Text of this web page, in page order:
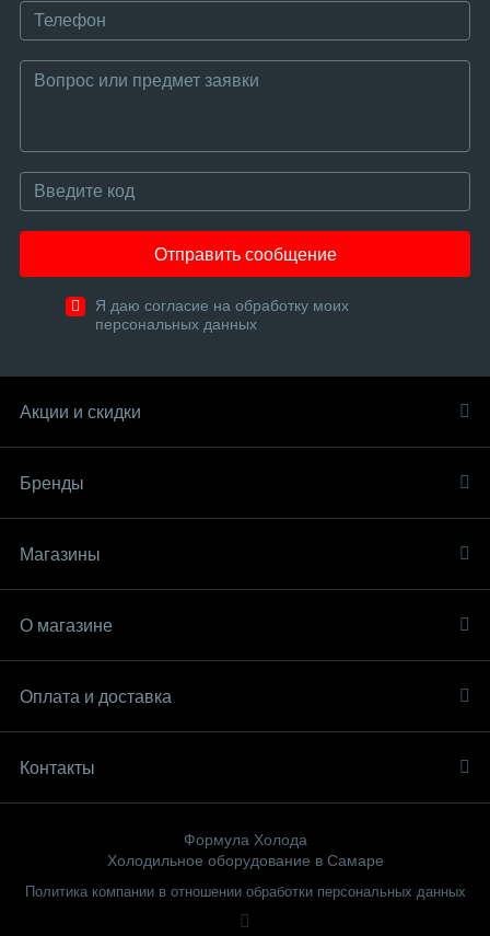
Отправить сообщение
Я даю согласие на обработку моих
персональных данных
Акции и скидки
Бренды
Магазины
О магазине
Оплата и доставка
Контакты
Формула Холода
Холодильное оборудование в Самаре
Политика компании в отношении обработки персональных данных